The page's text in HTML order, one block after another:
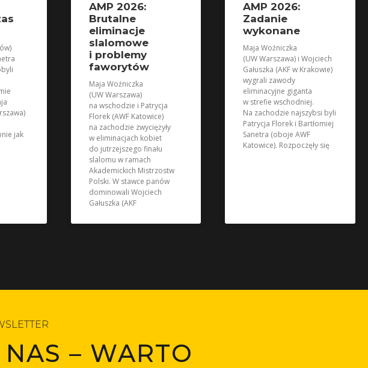
jak
AMP 2026:
Brutalne
eliminacje
slalomowe
i problemy
faworytów
Maja Woźniczka
(UW Warszawa)
na wschodzie i Patrycja
Florek (AWF Katowice)
na zachodzie zwyciężyły
w eliminacjach kobiet
do jutrzejszego finału
slalomu w ramach
Akademickich Mistrzostw
Polski. W stawce panów
dominowali Wojciech
Gałuszka (AKF
AMP 2026:
Zadanie
wykonane
Maja Woźniczka
(UW Warszawa) i Wojciech
Gałuszka (AKF w Krakowie)
wygrali zawody
eliminacyjne giganta
w strefie wschodniej.
Na zachodzie najszybsi byli
Patrycja Florek i Bartłomiej
Sanetra (oboje AWF
Katowice). Rozpoczęły się
– WARTO